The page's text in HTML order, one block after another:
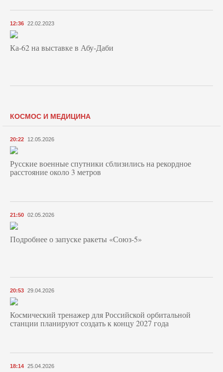
12:36 22.02.2023
Ка-62 на выставке в Абу-Даби
КОСМОС И МЕДИЦИНА
20:22 12.05.2026
Русские военные спутники сблизились на рекордное
расстояние около 3 метров
21:50 02.05.2026
Подробнее о запуске ракеты «Союз‑5»
20:53 29.04.2026
Космический тренажер для Российской орбитальной
станции планируют создать к концу 2027 года
18:14 25.04.2026